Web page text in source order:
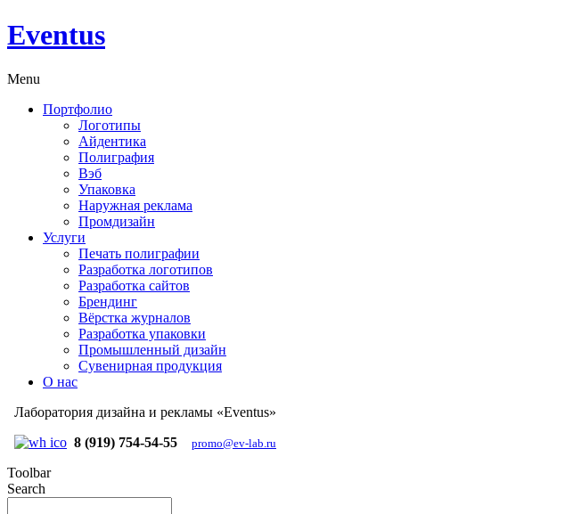
Eventus
Menu
Портфолио
Логотипы
Айдентика
Полиграфия
Вэб
Упаковка
Наружная реклама
Промдизайн
Услуги
Печать полиграфии
Разработка логотипов
Разработка сайтов
Брендинг
Вёрстка журналов
Разработка упаковки
Промышленный дизайн
Сувенирная продукция
О нас
Лаборатория дизайна и рекламы «Eventus»
8 (919) 754-54-55
promo@ev-lab.ru
Toolbar
Search